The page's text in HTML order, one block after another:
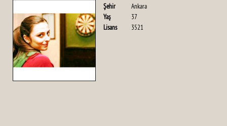
Şehir
Ankara
Yaş
37
Lisans
3521